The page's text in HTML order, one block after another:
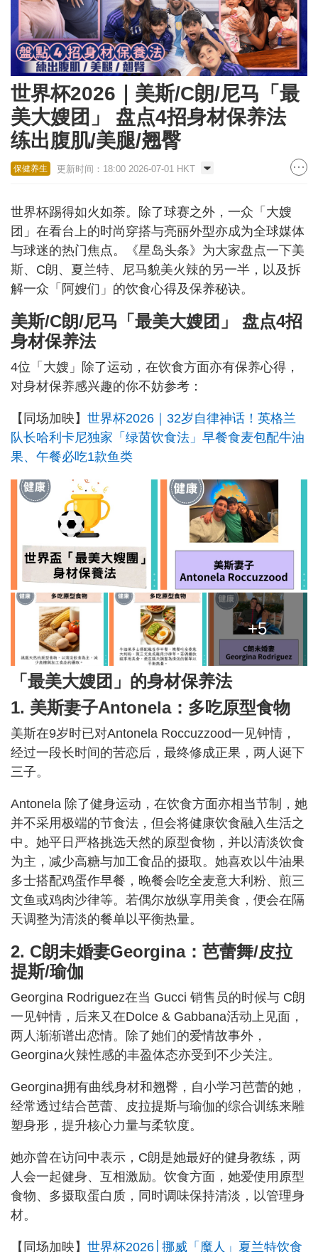
世界杯2026｜美斯/C朗/尼马「最
美大嫂团」 盘点4招身材保养法
练出腹肌/美腿/翘臀
保健养生 更新时间：18:00 2026-07-01 HKT
世界杯踢得如火如荼。除了球赛之外，一众「大嫂
团」在看台上的时尚穿搭与亮丽外型亦成为全球媒体
与球迷的热门焦点。《星岛头条》为大家盘点一下美
斯、C朗、夏兰特、尼马貌美火辣的另一半，以及拆
解一众「阿嫂们」的饮食心得及保养秘诀。
美斯/C朗/尼马「最美大嫂团」 盘点4招
身材保养法
4位「大嫂」除了运动，在饮食方面亦有保养心得，
对身材保养感兴趣的你不妨参考：
【同场加映】 世界杯2026｜32岁自律神话！英格兰
队长哈利卡尼独家「绿茵饮食法」早餐食麦包配牛油
果、午餐必吃1款鱼类
+5
「最美大嫂团」的身材保养法
1. 美斯妻子Antonela：多吃原型食物
美斯在9岁时已对Antonela Roccuzzood一见钟情，
经过一段长时间的苦恋后，最终修成正果，两人诞下
三子。
Antonela 除了健身运动，在饮食方面亦相当节制，她
并不采用极端的节食法，但会将健康饮食融入生活之
中。她平日严格挑选天然的原型食物，并以清淡饮食
为主，减少高糖与加工食品的摄取。她喜欢以牛油果
多士搭配鸡蛋作早餐，晚餐会吃全麦意大利粉、煎三
文鱼或鸡肉沙律等。若偶尔放纵享用美食，便会在隔
天调整为清淡的餐单以平衡热量。
2. C朗未婚妻Georgina：芭蕾舞/皮拉
提斯/瑜伽
Georgina Rodriguez在当 Gucci 销售员的时候与 C朗
一见钟情，后来又在Dolce & Gabbana活动上见面，
两人渐渐谱出恋情。除了她们的爱情故事外，
Georgina火辣性感的丰盈体态亦受到不少关注。
Georgina拥有曲线身材和翘臀，自小学习芭蕾的她，
经常透过结合芭蕾、皮拉提斯与瑜伽的综合训练来雕
塑身形，提升核心力量与柔软度。
她亦曾在访问中表示，C朗是她最好的健身教练，两
人会一起健身、互相激励。饮食方面，她爱使用原型
食物、多摄取蛋白质，同时调味保持清淡，以管理身
材。
【同场加映】 世界杯2026│挪威「魔人」夏兰特饮食